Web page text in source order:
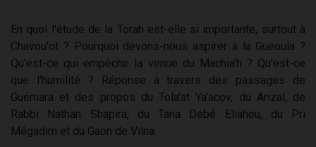
En quoi l'étude de la Torah est-elle si importante, surtout à
Chavou'ot ? Pourquoi devons-nous aspirer à la Guéoula ?
Qu'est-ce qui empêche la venue du Machia'h ? Qu'est-ce
que l'humilité ? Réponse à travers des passages de
Guémara et des propos du Tola'at Ya'acov, du Arizal, de
Rabbi Nathan Shapira, du Tana Débé Eliahou, du Pri
Mégadim et du Gaon de Vilna.